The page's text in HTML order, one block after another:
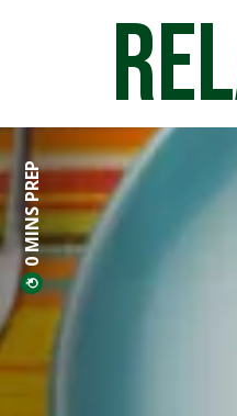
0 MINS PREP